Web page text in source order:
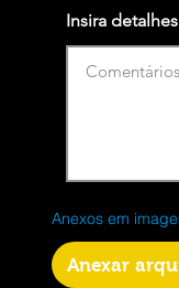
Insira
Anexos em
Anexar